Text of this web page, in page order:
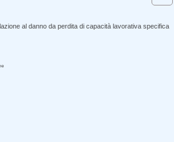
al danno da perdita di capacità lavorativa specifica